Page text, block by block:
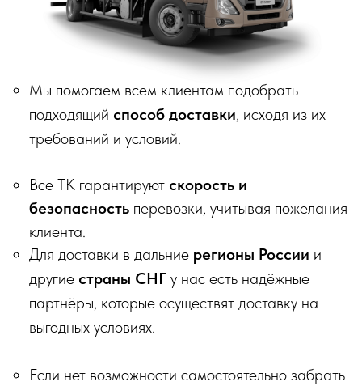
Информация на сайте носит информационный характер и
© 2018–2026 Мебельная фабрика «Tulsy». Все права
защищены. Тексты, изображения, макеты и иные
материалы на сайте являются объектами авторского
РФ. Использование без письменного согласия запрещено
и влечёт юридическую ответственность.